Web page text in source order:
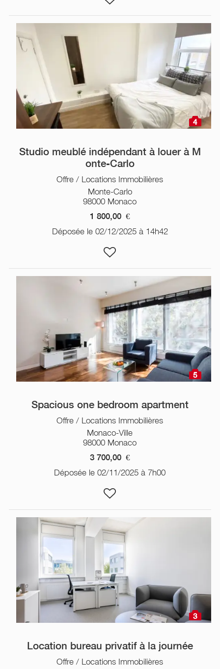
4
Studio meublé indépendant à louer à M
onte-Carlo
Offre / Locations Immobilières
Monte-Carlo
98000 Monaco
1 800,00 €
Déposée le 02/12/2025 à 14h42
5
Spacious one bedroom apartment
Offre / Locations Immobilières
Monaco-Ville
98000 Monaco
3 700,00 €
Déposée le 02/11/2025 à 7h00
3
Location bureau privatif à la journée
Offre / Locations Immobilières